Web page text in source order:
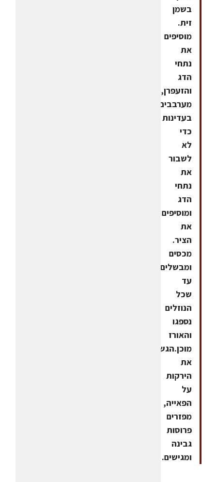
בשמן
זית.
מוסיפים
את
נתחי
הדג
והזעפרן,
מערבבים
בעדינות
כדי
לא
לשבור
את
נתחי
הדג
ומוסיפים
את
הציר.
מכסים
ומבשלים
עד
שכל
הנוזלים
נספגו
והאורז
מוכן.הגשהמניחים
את
הירקות
על
הפאייה,
מפזרים
פרוסות
גבינה
ומגישים.